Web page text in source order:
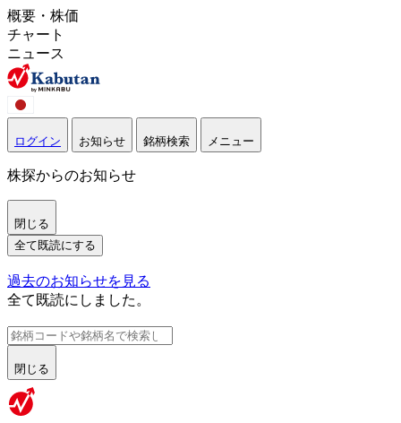
概要・株価
チャート
ニュース
ログイン お知らせ 銘柄検索 メニュー
株探からのお知らせ
閉じる
全て既読にする
過去のお知らせを見る
全て既読にしました。
閉じる